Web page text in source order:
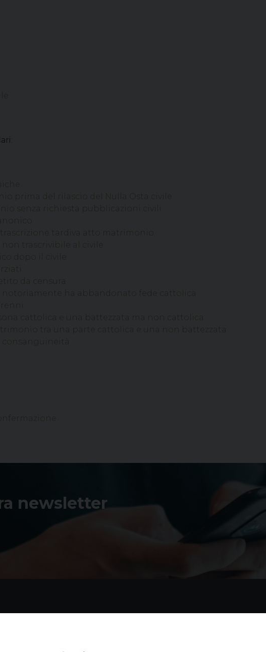
prima del rilascio del Nulla Osta civile
senza richiesta pubblicazioni civili
tardiva atto matrimonio
trascrivibile al civile
dopo il civile
da censura
ha abbandonato fede cattolica
cattolica e una battezzata ma non cattolica
tra una parte cattolica e una non battezzata
consanguineità
newsletter
Piazza Andrea D'Isernia, 2